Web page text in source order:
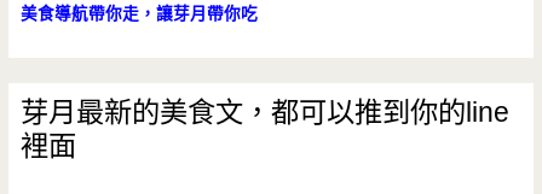
美食導航帶你走，讓芽月帶你吃
芽月最新的美食文，都可以推到你的line
裡面